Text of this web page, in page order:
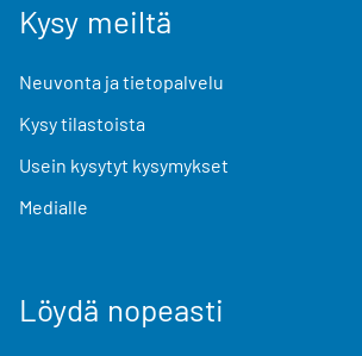
Kysy meiltä
Neuvonta ja tietopalvelu
Kysy tilastoista
Usein kysytyt kysymykset
Medialle
Löydä nopeasti